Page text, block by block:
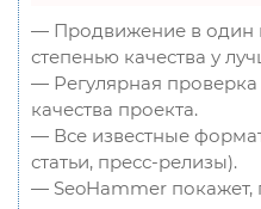
— Продвижение в один
степенью качества у
— Регулярная проверка
качества проекта.
— Все известные
статьи, пресс-релизы).
— SeoHammer покажет,